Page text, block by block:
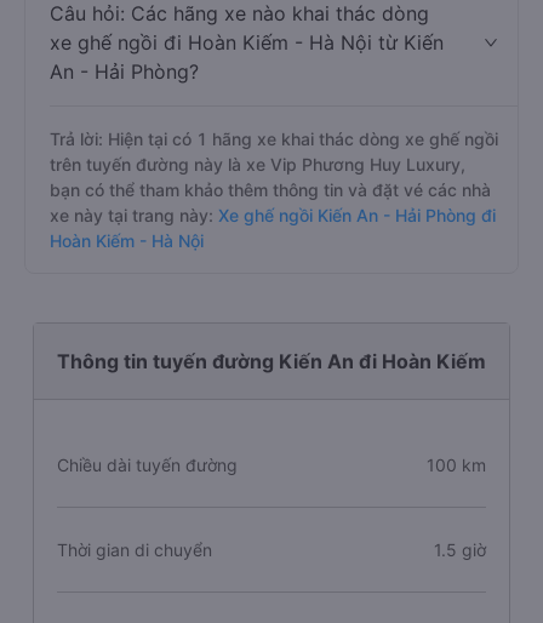
Câu hỏi: Các hãng xe nào khai thác dòng
xe ghế ngồi đi Hoàn Kiếm - Hà Nội từ Kiến
An - Hải Phòng?
Trả lời: Hiện tại có 1 hãng xe khai thác dòng xe ghế ngồi
trên tuyến đường này là xe Vip Phương Huy Luxury,
bạn có thể tham khảo thêm thông tin và đặt vé các nhà
xe này tại trang này: Xe ghế ngồi Kiến An - Hải Phòng đi
Hoàn Kiếm - Hà Nội
Thông tin tuyến đường Kiến An đi Hoàn Kiếm
Chiều dài tuyến đường 100 km
Thời gian di chuyển 1.5 giờ